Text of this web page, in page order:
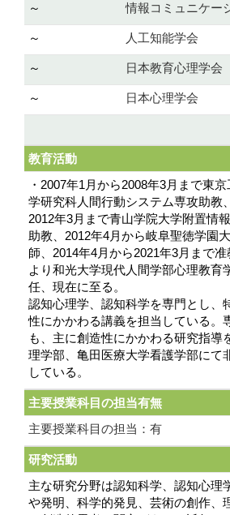
～ 情報コミュニケー
～ 人工知能学会
～ 日本教育心理学会
～ 日本心理学会
教育活動
・2007年1月から2008年3月まで東
学研究科人間行動システム専攻助教
2012年3月まで青山学院大学附置情
助教、2012年4月から岐阜聖徳学園
師、2014年4月から2021年3月まで准
より和光大学現代人間学部心理教育
任、現在に至る。
認知心理学、認知科学を専門とし、
性にかかわる講義を担当している。
も、主に創造性にかかわる研究指導
理学部、亀田医療大学看護学部にて
している。
主要授業科目の担当有無
主要授業科目の担当：有
研究活動
主な研究分野は認知科学、認知心理
や発明、科学的発見、芸術の創作、